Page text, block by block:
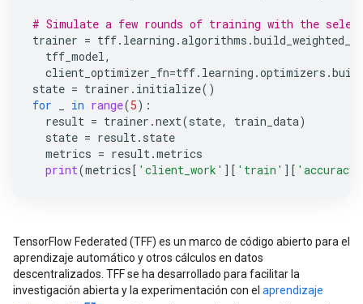
# Simulate a few rounds of training with the
trainer = tff. learning .algorithms .
tff_model,
client_optimizer_fn=tff. learning .optimizers .
state = trainer . initialize()
for
in range(5):
result = trainer .next(state, train_data)
state = result. state
metrics = result.metrics
print(metrics[ 'client_work' ][ 'train' ][ 'accuracy'
TensorFlow Federated (TFF) es un marco de código abierto para el
aprendizaje automático y otros cálculos en datos
descentralizados. TFF se ha desarrollado para facilitar la
investigación abierta y la experimentación con el aprendizaje